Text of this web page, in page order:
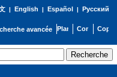
| English | Español | Русский
avancée